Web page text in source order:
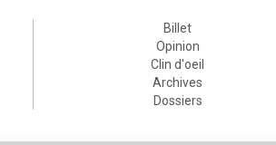
Billet
Opinion
Clin d'oeil
Archives
Dossiers